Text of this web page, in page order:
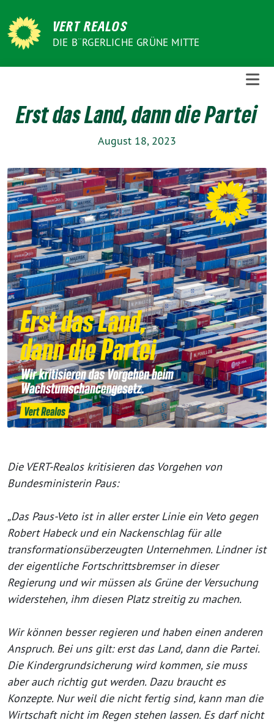
zum
Inhalt
VERT REALOS
DIE B¨RGERLICHE GRÜNE MITTE
Erst das Land, dann die Partei
August 18, 2023
Die VERT-Realos kritisieren das Vorgehen von
Bundesministerin Paus:
„Das Paus-Veto ist in aller erster Linie ein Veto gegen
Robert Habeck und ein Nackenschlag für alle
transformationsüberzeugten Unternehmen. Lindner ist
der eigentliche Fortschrittsbremser in dieser
Regierung und wir müssen als Grüne der Versuchung
widerstehen, ihm diesen Platz streitig zu machen.
Wir können besser regieren und haben einen anderen
Anspruch. Bei uns gilt: erst das Land, dann die Partei.
Die Kindergrundsicherung wird kommen, sie muss
aber auch richtig gut werden. Dazu braucht es
Konzepte. Nur weil die nicht fertig sind, kann man die
Wirtschaft nicht im Regen stehen lassen. Es darf nicht